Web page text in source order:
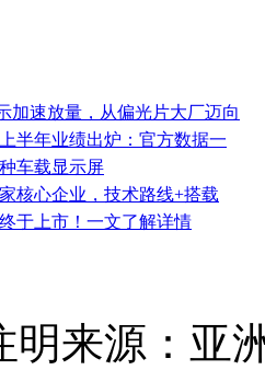
加速放量，从偏光片大厂迈向
半年业绩出炉：官方数据一
车载显示屏
核心企业，技术路线+搭载
于上市！一文了解详情
明来源：亚